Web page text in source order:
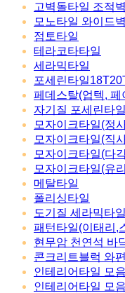
고벽돌타일 조적
모노타일 와이드
점토타일
테라코타타일
세라믹타일
포세린타일
페데스탈(업텍, 페
자기질 포세린타일
모자이크타일(정
모자이크타일(직
모자이크타일(다
모자이크타일(유
메탈타일
폴리싱타일
도기질 세라믹타일
패턴타일(이태리,
현무암 천연석 바
콘크리트블럭 와편
인테리어타일 모
인테리어타일 모